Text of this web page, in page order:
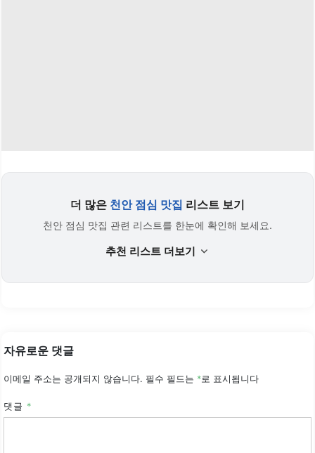
더 많은 천안 점심 맛집 리스트 보기
천안 점심 맛집 관련 리스트를 한눈에 확인해 보세요.
추천 리스트 더보기
자유로운 댓글
이메일 주소는 공개되지 않습니다. 필수 필드는 *로 표시됩니다
댓글 *